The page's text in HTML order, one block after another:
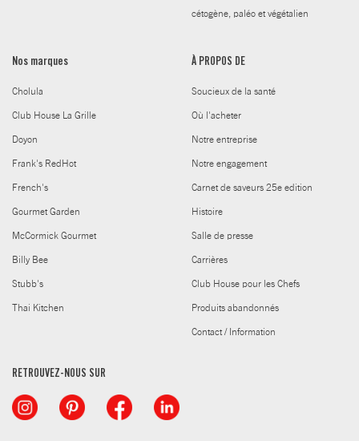
cétogène, paléo et végétalien
Nos marques
Cholula
Club House La Grille
Doyon
Frank's RedHot
French's
Gourmet Garden
McCormick Gourmet
Billy Bee
Stubb's
Thai Kitchen
À PROPOS DE
Soucieux de la santé
Où l'acheter
Notre entreprise
Notre engagement
Carnet de saveurs 25e edition
Histoire
Salle de presse
Carrières
Club House pour les Chefs
Produits abandonnés
Contact / Information
RETROUVEZ-NOUS SUR